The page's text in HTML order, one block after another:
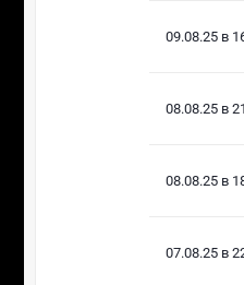
09.08.25 в
08.08.25 в
08.08.25 в
07.08.25 в